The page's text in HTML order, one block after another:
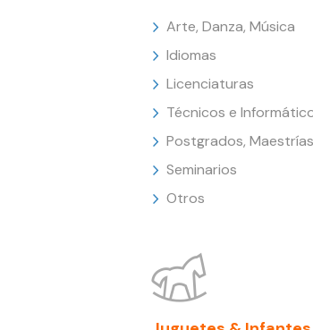
Arte, Danza, Música
Idiomas
Licenciaturas
Técnicos e
Postgrados, Maestrías
Seminarios
Otros